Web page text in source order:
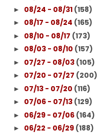
► 08/24 - 08/31 (158)
► 08/17 - 08/24 (165)
► 08/10 - 08/17 (173)
► 08/03 - 08/10 (157)
► 07/27 - 08/03 (105)
► 07/20 - 07/27 (200)
► 07/13 - 07/20 (116)
► 07/06 - 07/13 (129)
► 06/29 - 07/06 (164)
► 06/22 - 06/29 (188)